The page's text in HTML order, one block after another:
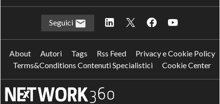
Seguici
About Autori Tags Rss Feed
Privacy e Cookie Policy
Terms&Conditions Contenuti Specialistici
Cookie Center